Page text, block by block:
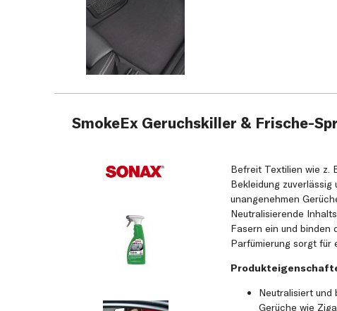
SmokeEx Geruchskiller & Frische-
Befreit Textilien wie z.
Bekleidung
unangenehmen
Neutralisierende
Fasern ein und binden
Parfümierung sorgt für
Neutralisiert und
Gerüche wie